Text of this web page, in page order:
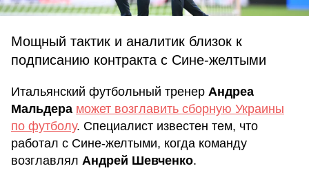
Мощный тактик и аналитик близок к
подписанию контракта с Сине-желтыми
Итальянский футбольный тренер Андреа
Мальдера может возглавить сборную Украины
по футболу. Специалист известен тем, что
работал с Сине-желтыми, когда команду
возглавлял Андрей Шевченко.